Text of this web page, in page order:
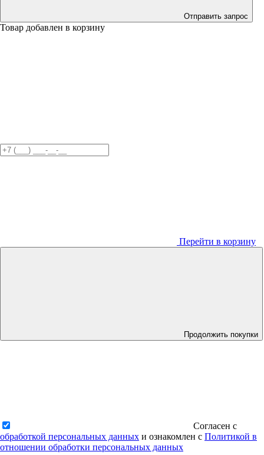
Отправить запрос
Товар добавлен в корзину
Перейти в корзину
Продолжить покупки
Согласен с
обработкой персональных данных и ознакомлен с Политикой в
отношении обработки персональных данных